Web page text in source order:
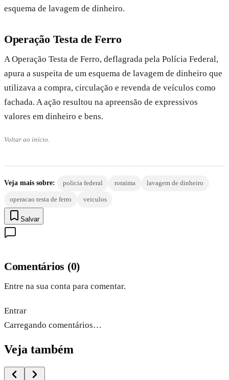
esquema de lavagem de dinheiro.
Operação Testa de Ferro
A Operação Testa de Ferro, deflagrada pela Polícia Federal,
apura a suspeita de um esquema de lavagem de dinheiro que
utilizava a compra, circulação e revenda de veículos como
fachada. A ação resultou na apreensão de expressivos
valores em dinheiro e bens.
Voltar ao início.
Veja mais sobre: policia federal roraima lavagem de dinheiro
operacao testa de ferro veiculos
Salvar
Comentários (0)
Entre na sua conta para comentar.
Entrar
Carregando comentários…
Veja também